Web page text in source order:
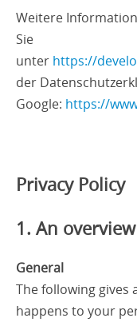
Weitere
Sie
unter https://
der
Google: https://
Privacy Policy
1. An
General
The following gives
happens to your